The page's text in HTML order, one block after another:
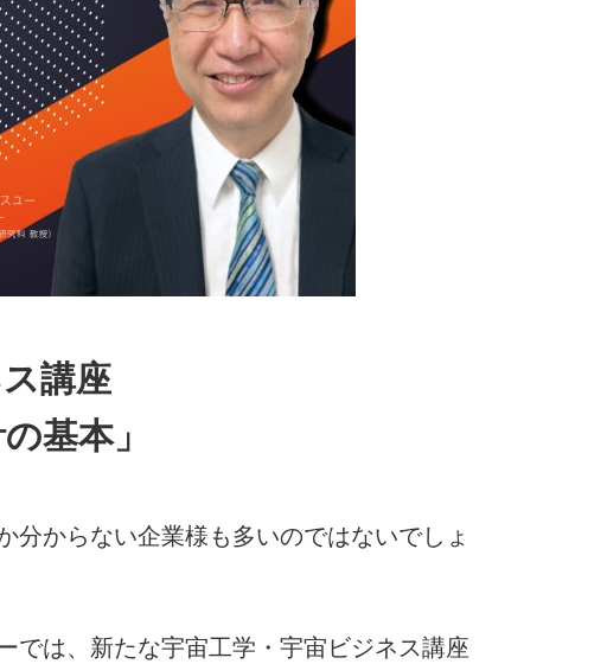
講座
基本」
からない企業様も多いのではないでしょ
では、新たな宇宙工学・宇宙ビジネス講座